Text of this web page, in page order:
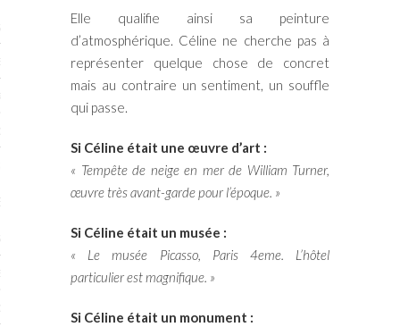
Elle qualifie ainsi sa peinture
d’atmosphérique. Céline ne cherche pas à
représenter quelque chose de concret
mais au contraire un sentiment, un souffle
qui passe.
Si Céline était une œuvre d’art :
« Tempête de neige en mer de William Turner,
œuvre très avant-garde pour l’époque. »
Si Céline était un musée :
« Le musée Picasso, Paris 4eme. L’hôtel
particulier est magnifique. »
Si Céline était un monument :